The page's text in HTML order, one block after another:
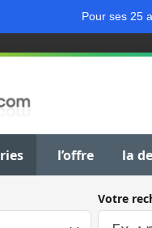
Pour ses 25
l’offre la
Votre